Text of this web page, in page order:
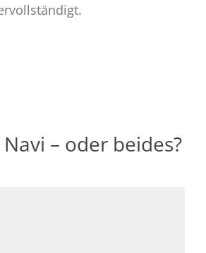
– oder beides?